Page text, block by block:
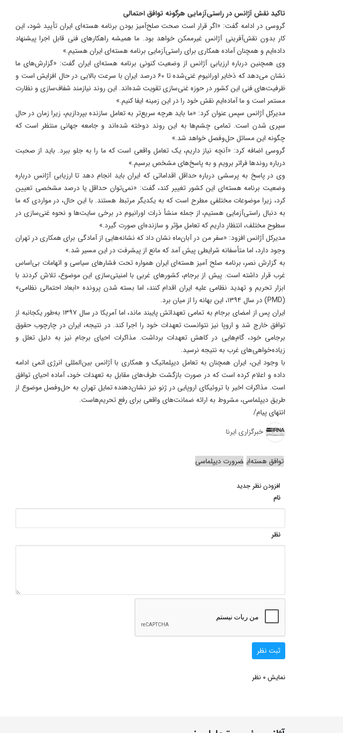
تاکید نقش آژانس در راستی‌آزمایی هرگونه توافق احتمالی
گروسی در ادامه گفت: «اگر قرار است صحت صلح‌آمیز بودن برنامه هسته‌ای ایران تأیید شود، این
کار بدون نقش‌آفرینی آژانس غیرممکن خواهد بود. ما همیشه راهکارهای فنی قابل اجرا پیشنهاد
داده‌ایم و همچنان آماده همکاری برای راستی‌آزمایی برنامه هسته‌ای ایران هستیم.»
وی همچنین درباره ارزیابی آژانس از وضعیت کنونی برنامه هسته‌ای ایران گفت: «گزارش‌های ما
نشان می‌دهد که ذخایر اورانیوم غنی‌شده تا ۶۰ درصد ایران با سرعت بالایی در حال افزایش است و
ظرفیت‌های فنی این کشور در حوزه غنی‌سازی تقویت شده‌اند. این روند نیازمند شفاف‌سازی و نظارت
مستمر است و ما آماده‌ایم نقش خود را در این زمینه ایفا کنیم.»
مدیرکل آژانس سپس عنوان کرد: «ما باید هرچه سریع‌تر به تعامل سازنده بپردازیم، زیرا زمان در حال
سپری شدن است. تمامی چشم‌ها به این روند دوخته شده‌اند و جامعه جهانی منتظر است که
چگونه این مسائل حل‌وفصل خواهد شد.»
گروسی اضافه کرد: «آنچه نیاز داریم، یک تعامل واقعی است که ما را به جلو ببرد. باید از صحبت
درباره روندها فراتر برویم و به پاسخ‌های مشخص برسیم.»
وی در پاسخ به پرسشی درباره حداقل اقداماتی که ایران باید انجام دهد تا ارزیابی آژانس درباره
وضعیت برنامه هسته‌ای این کشور تغییر کند، گفت: «نمی‌توان حداقل یا درصد مشخصی تعیین
کرد، زیرا موضوعات مختلفی مطرح است که به یکدیگر مرتبط هستند. با این حال، در مواردی که ما
به دنبال راستی‌آزمایی هستیم، از جمله منشأ ذرات اورانیوم در برخی سایت‌ها و نحوه غنی‌سازی در
سطوح مختلف، انتظار داریم که تعامل مؤثر و سازنده‌ای صورت گیرد.»
مدیرکل آژانس افزود: «سفر من در آبان‌ماه نشان داد که نشانه‌هایی از آمادگی برای همکاری در تهران
وجود دارد، اما متأسفانه شرایطی پیش آمد که مانع از پیشرفت در این مسیر شد.»
به گزارش نصر، برنامه صلح آمیز هسته‌ای ایران همواره تحت فشارهای سیاسی و اتهامات بی‌اساس
غرب قرار داشته است. پیش از برجام، کشورهای غربی با امنیتی‌سازی این موضوع، تلاش کردند با
ابزار تحریم و تهدید نظامی علیه ایران اقدام کنند، اما بسته شدن پرونده «ابعاد احتمالی نظامی»
(PMD) در سال ۱۳۹۴، این بهانه را از میان برد.
ایران پس از امضای برجام به تمامی تعهداتش پایبند ماند، اما آمریکا در سال ۱۳۹۷ به‌طور یکجانبه از
توافق خارج شد و اروپا نیز نتوانست تعهدات خود را اجرا کند. در نتیجه، ایران در چارچوب حقوق
برجامی خود، گام‌هایی در کاهش تعهدات برداشت. مذاکرات احیای برجام نیز به دلیل تعلل و
زیاده‌خواهی‌های غرب به نتیجه نرسید.
با وجود این، ایران همچنان به تعامل دیپلماتیک و همکاری با آژانس بین‌المللی انرژی اتمی ادامه
داده و اعلام کرده است که در صورت بازگشت طرف‌های مقابل به تعهدات خود، آماده احیای توافق
است. مذاکرات اخیر با تروئیکای اروپایی در ژنو نیز نشان‌دهنده تمایل تهران به حل‌وفصل موضوع از
طریق دیپلماسی، مشروط به ارائه ضمانت‌های واقعی برای رفع تحریم‌هاست.
انتهای پیام/
خبرگزاری ایرنا
توافق هسته‌ای ضرورت دیپلماسی
افزودن نظر جدید
نام
نظر
ثبت نظر
نمایش 0 نظر